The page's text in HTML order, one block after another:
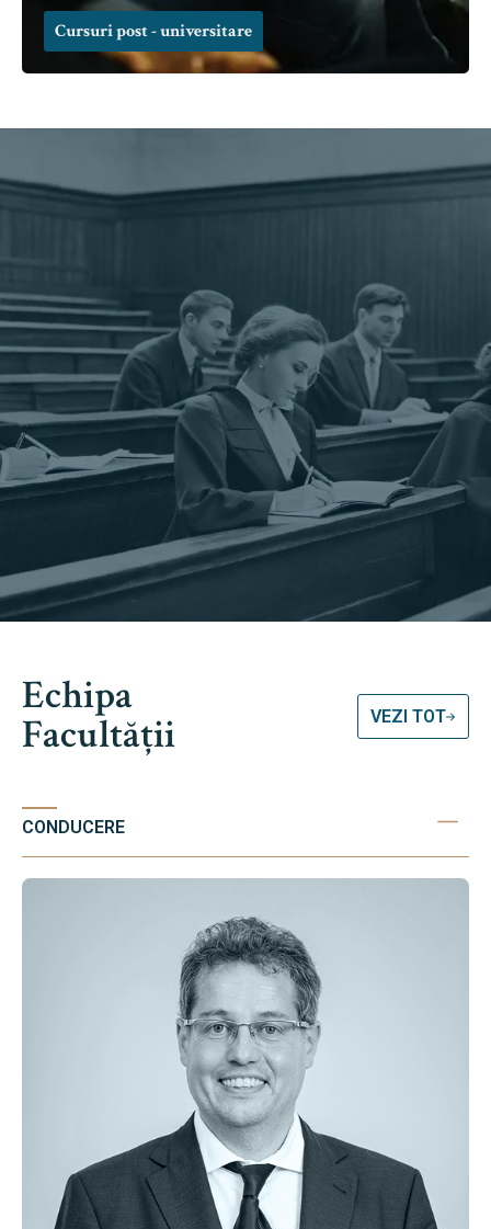
Cursuri post - universitare
Echipa
Facultății VEZI TOT
CONDUCERE